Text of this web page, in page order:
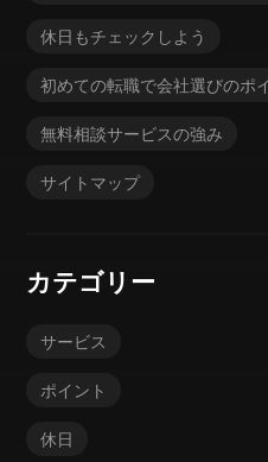
休日もチェックしよう
初めての転職で会社選びのポ
無料相談サービスの強み
サイトマップ
カテゴリー
サービス
ポイント
休日